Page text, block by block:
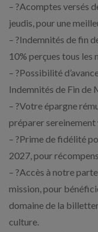
– ?Acomptes versés
jeudis, pour une
– ?Indemnités de fin
10% perçues tous les
– ?Possibilité
Indemnités de Fin de
– ?Votre épargne
préparer sereinement
– ?Prime de fidélité
2027, pour
– ?Accès à notre
mission, pour
domaine de la
culture.